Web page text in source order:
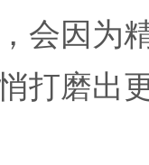
会因为
打磨出